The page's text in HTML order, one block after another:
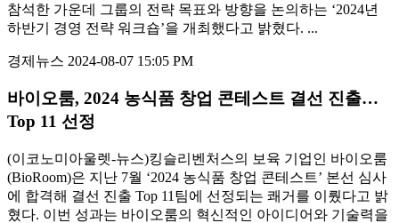
참석한 가운데 그룹의 전략 목표와 방향을 논의하는 ‘2024년
하반기 경영 전략 워크숍’을 개최했다고 밝혔다. ...
경제뉴스 2024-08-07 15:05 PM
바이오룸, 2024 농식품 창업 콘테스트 결선 진출…
Top 11 선정
(이코노미아울렛-뉴스)킹슬리벤처스의 보육 기업인 바이오룸
(BioRoom)은 지난 7월 ‘2024 농식품 창업 콘테스트’ 본선 심사
에 합격해 결선 진출 Top 11팀에 선정되는 쾌거를 이뤘다고 밝
혔다. 이번 성과는 바이오룸의 혁신적인 아이디어와 기술력을